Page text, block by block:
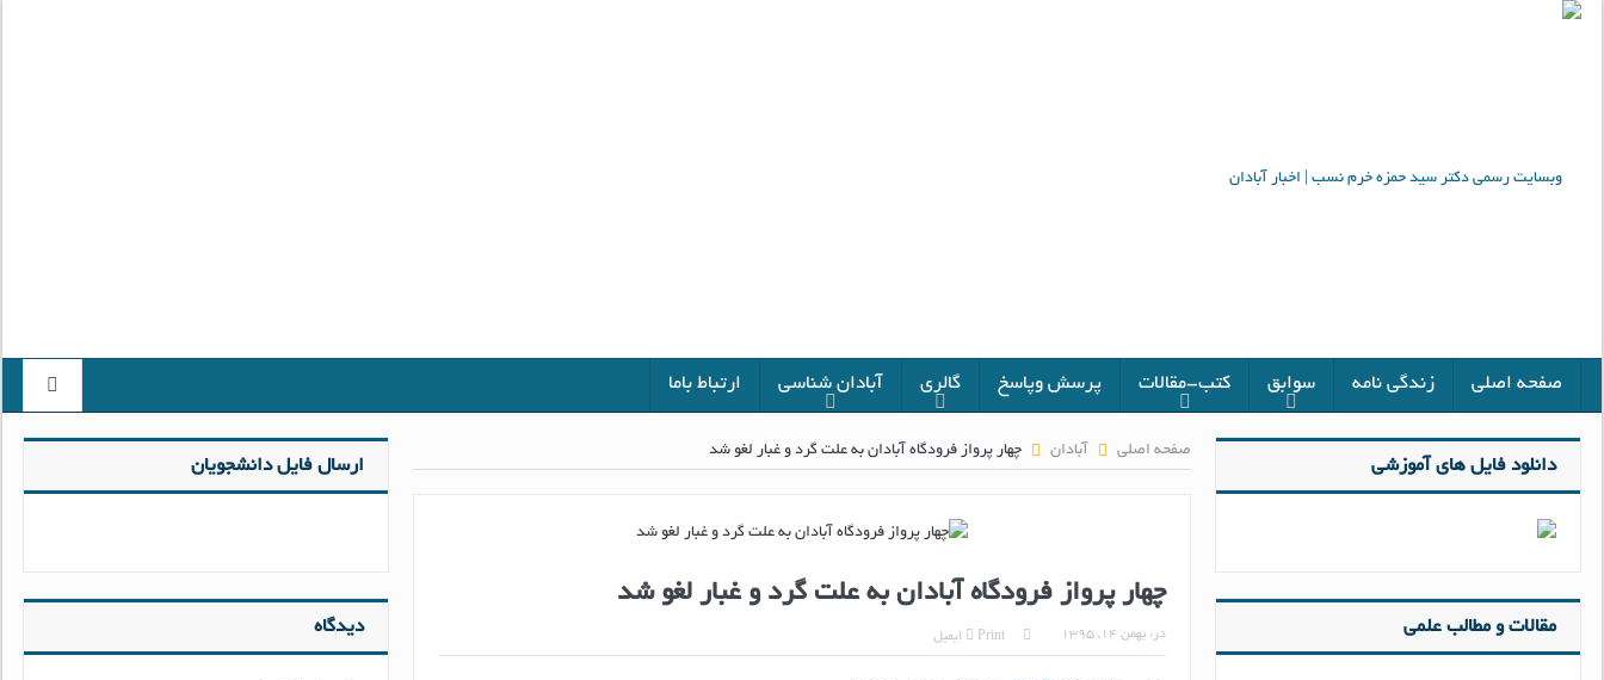
صفحه اصلی زندگی نامه سوابق کتب-مقالات پرسش وپاسخ گالری آبادان شناسی ارتباط باما
صفحه اصلی آبادان چهار پرواز فرودگاه آبادان به علت گرد و غبار لغو شد
چهار پرواز فرودگاه آبادان به علت گرد و غبار لغو شد
در: بهمن ۱۴, ۱۳۹۵ Print ایمیل
ارسال فایل دانشجویان
دیدگاه
دانلود فایل های آموزشی
مقالات و مطالب علمی